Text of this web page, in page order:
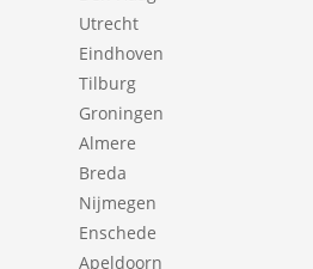
Utrecht
Eindhoven
Tilburg
Groningen
Almere
Breda
Nijmegen
Enschede
Apeldoorn